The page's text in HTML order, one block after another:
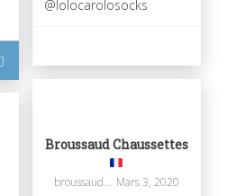
@lolocarolosocks
Broussaud Chaussettes
broussaudchaussettes Mars 3, 2020